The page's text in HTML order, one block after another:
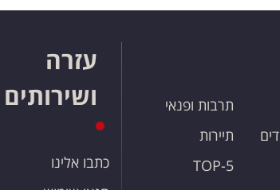
תרבות ופנאי
תיירות
TOP-5
עזרה
ושירותים
כתבו אלינו